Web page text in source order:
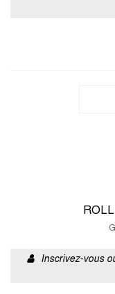
Inscrivez-vous